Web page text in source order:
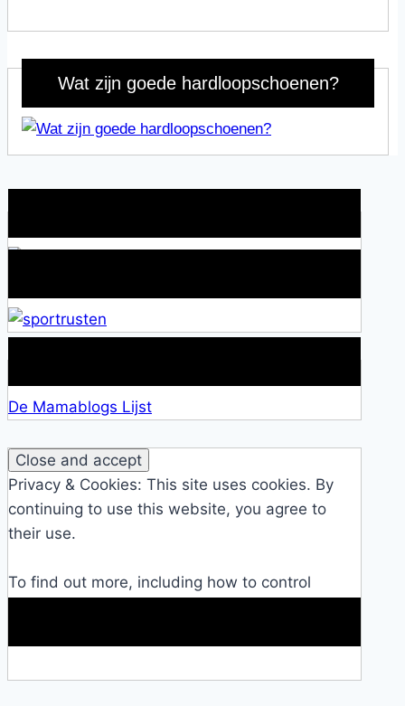
Wat zijn goede hardloopschoenen?
De Mamablogs Lijst
Privacy & Cookies: This site uses cookies. By
continuing to use this website, you agree to
their use.
To find out more, including how to control